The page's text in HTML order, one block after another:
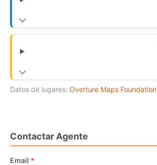
Datos de lugares: Overture Maps Foundation
Contactar Agente
Email *